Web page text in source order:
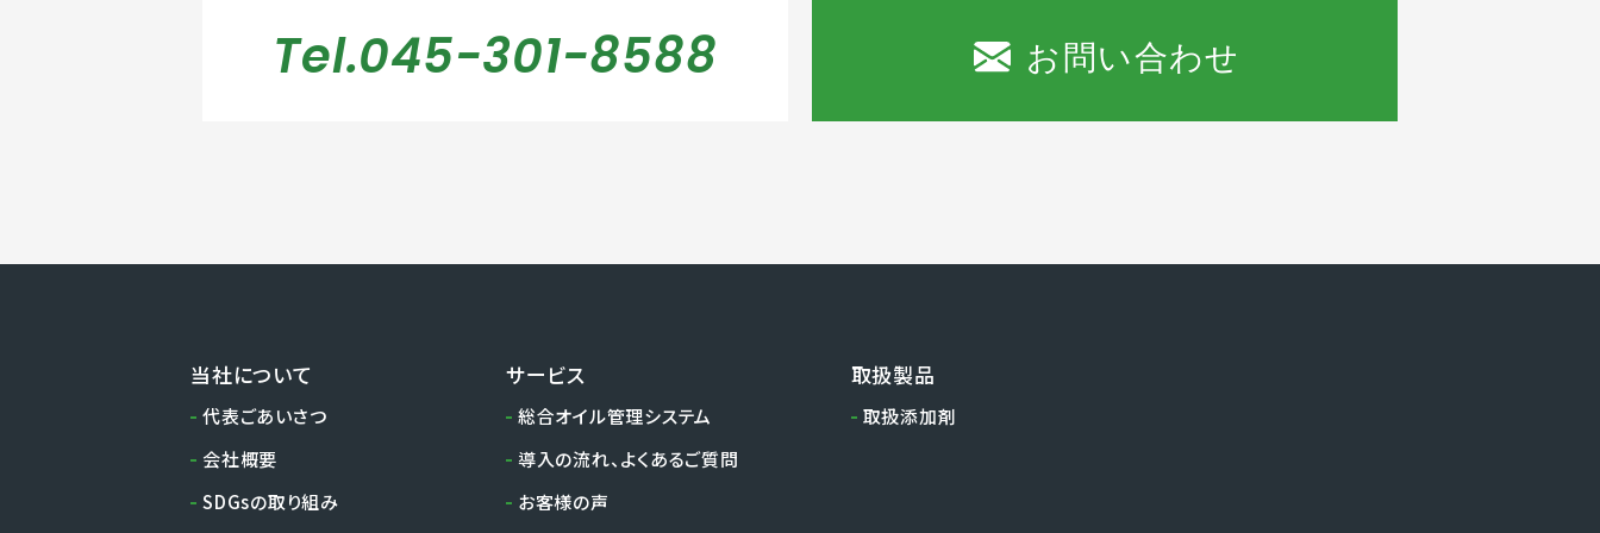
Tel.045-301-8588
当社について
代表ごあいさつ
会社概要
SDGsの取り組み
サービス
総合オイル管理システム
導入の流れ、よくあるご質問
お客様の声
取扱製品
取扱添加剤